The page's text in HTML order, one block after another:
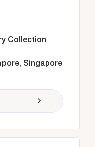
Singapore
Collection